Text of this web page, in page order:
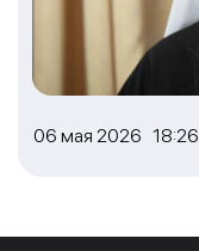
06 мая 2026 18:26